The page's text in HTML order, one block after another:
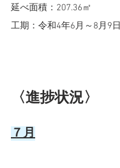
延べ面積：207.36㎡
工期：令和4年6月～8月9日
〈進捗状況〉
７月